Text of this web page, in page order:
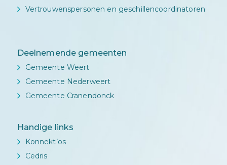
Vertrouwenspersonen en geschillencoordinatoren
Deelnemende gemeenten
Gemeente Weert
Gemeente Nederweert
Gemeente Cranendonck
Handige links
Konnekt’os
Cedris